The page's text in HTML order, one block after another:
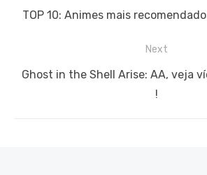
de
Previous
TOP 10: Animes mais
Next
Next
Ghost in the Shell Arise: AA, veja
!